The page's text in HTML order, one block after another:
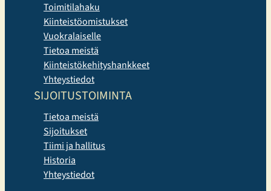
Toimitilahaku
Kiinteistöomistukset
Vuokralaiselle
Tietoa meistä
Kiinteistökehityshankkeet
Yhteystiedot
SIJOITUSTOIMINTA
Tietoa meistä
Sijoitukset
Tiimi ja hallitus
Historia
Yhteystiedot